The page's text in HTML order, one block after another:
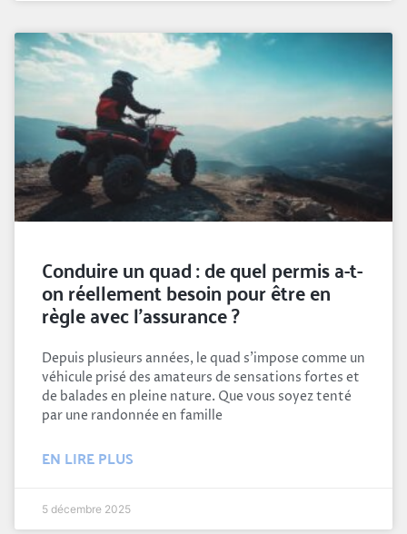
Conduire un quad : de quel permis a-t-
on réellement besoin pour être en
règle avec l’assurance ?
Depuis plusieurs années, le quad s’impose comme un
véhicule prisé des amateurs de sensations fortes et
de balades en pleine nature. Que vous soyez tenté
par une randonnée en famille
EN LIRE PLUS
5 décembre 2025